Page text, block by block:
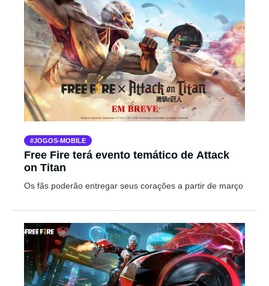
JOGOS-MOBILE
Free Fire terá evento temático de Attack
on Titan
Os fãs poderão entregar seus corações a partir de março